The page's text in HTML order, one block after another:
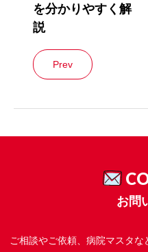
を分かりやすく解
説
Prev
お問
ご相談やご依頼、病院マスタ